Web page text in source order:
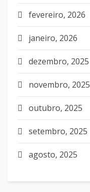
fevereiro, 2026
janeiro, 2026
dezembro, 2025
novembro, 2025
outubro, 2025
setembro, 2025
agosto, 2025